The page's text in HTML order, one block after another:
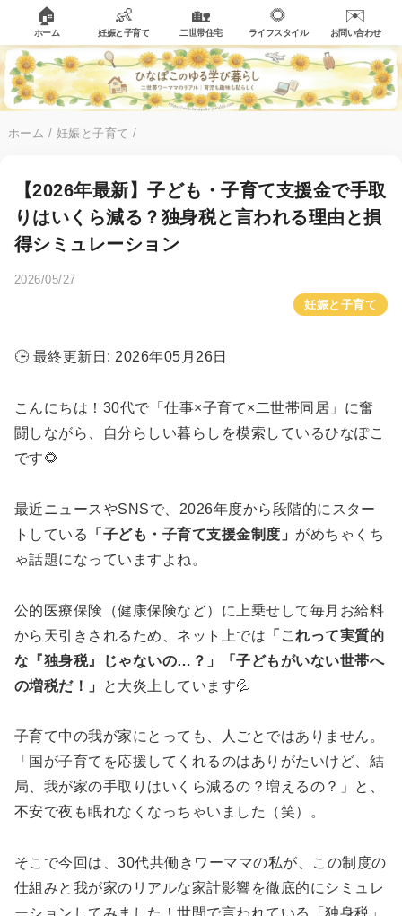
🏠
ホーム
👶
妊娠と子育て
🏡
二世帯住宅
🌻
ライフスタイル
✉️
お問い合わせ
ホーム / 妊娠と子育て /
【2026年最新】子ども・子育て支援金で手取
りはいくら減る？独身税と言われる理由と損
得シミュレーション
2026/05/27
妊娠と子育て
🕒 最終更新日: 2026年05月26日
こんにちは！30代で「仕事×子育て×二世帯同居」に奮
闘しながら、自分らしい暮らしを模索しているひなぽこ
です🌻
最近ニュースやSNSで、2026年度から段階的にスター
トしている
「子ども・子育て支援金制度」 がめちゃくち
ゃ話題になっていますよね。
公的医療保険（健康保険など）に上乗せして毎月お給料
から天引きされるため、ネット上では 「これって実質的
な『独身税』じゃないの…？」「子どもがいない世帯へ
の増税だ！」
と大炎上しています💦
子育て中の我が家にとっても、人ごとではありません。
「国が子育てを応援してくれるのはありがたいけど、結
局、我が家の手取りはいくら減るの？増えるの？」と、
不安で夜も眠れなくなっちゃいました（笑）。
そこで今回は、30代共働きワーママの私が、この制度の
仕組みと我が家のリアルな家計影響を徹底的にシミュレ